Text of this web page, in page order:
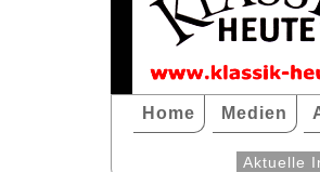
Home Medien
Aktuelle